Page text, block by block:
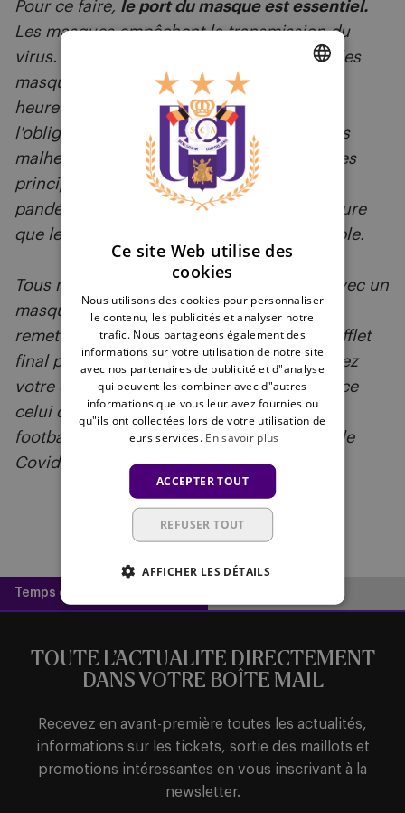
Pour ce faire, le port du masque est essentiel.
Les masques empêchent la transmission du
virus. Les masques sauvent des vies. Oui, les
masques sont ennuyeux. Oui, nous étions
heureux que les autorités aient assoupli
l'obligation du port du masque cet été. Mais
malheureusement, le masque reste l'une des
principales armes pour lutter contre la
pandémie. Et c'est en respectant cette mesure
que le football veut donner le grand exemple.
Tous nos joueurs entreront sur le terrain avec un
masque au cours des prochains mois et le
remettront directement après le coup de sifflet
final pour vous saluer. Participez et soutenez
votre club avec votre masque, de préférence
celui de votre club préféré. Montrez que le
football se bat pour éradiquer au plus vite le
Covid.
Temps de lecture :
TOUTE L’ACTUALITE DIRECTEMENT
DANS VOTRE BOÎTE MAIL
Recevez en avant-première toutes les actualités,
informations sur les tickets, sortie des maillots et
promotions intéressantes en vous inscrivant à la
newsletter.
Ce site Web utilise des
cookies
Nous utilisons des cookies pour personnaliser
le contenu, les publicités et analyser notre
trafic. Nous partageons également des
informations sur votre utilisation de notre site
avec nos partenaires de publicité et d"analyse
qui peuvent les combiner avec d"autres
informations que vous leur avez fournies ou
qu"ils ont collectées lors de votre utilisation de
leurs services. En savoir plus
ACCEPTER TOUT
REFUSER TOUT
AFFICHER LES DÉTAILS